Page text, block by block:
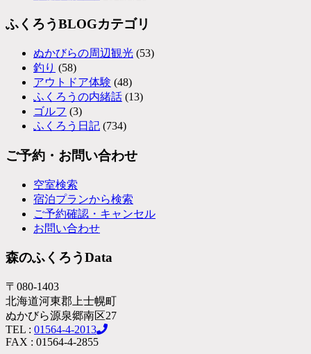
ふくろうBLOGカテゴリ
ぬかびらの周辺観光 (53)
釣り (58)
アウトドア体験 (48)
ふくろうの内緒話 (13)
ゴルフ (3)
ふくろう日記 (734)
ご予約・お問い合わせ
空室検索
宿泊プランから検索
ご予約確認・キャンセル
お問い合わせ
森のふくろうData
〒080-1403
北海道河東郡上士幌町
ぬかびら源泉郷南区27
TEL : 01564-4-2013
FAX : 01564-4-2855